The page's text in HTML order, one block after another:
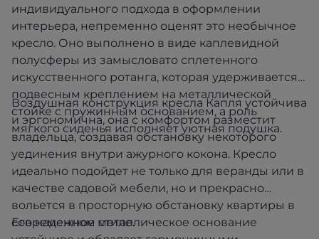
индивидуального подхода в оформлении
интерьера, непременно оценят это необычное
кресло. Оно выполнено в виде каплевидной
полусферы из замысловато сплетенного
искусственного ротанга, которая удерживается
подвесным креплением на металлической
стойке с пружинным основанием, а роль
мягкого сиденья исполняет уютная подушка.
Воздушная конструкция кресла Капля устойчива
и эргономична, она с комфортом разместит
владельца, создавая обстановку некоторого
уединения внутри ажурного кокона. Кресло
идеально подойдет не только для веранды или в
качестве садовой мебели, но и прекрасно
вольется в просторную обстановку квартиры в
современном стиле.
Его надежное металлическое основание